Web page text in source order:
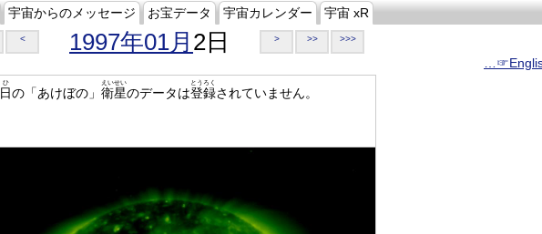
宇宙からのメッセージ お宝データ 宇宙カレンダー 宇宙 xR
< 1997年01月 2日 > >> >>>
日
ひ
の「あけぼの」 衛星
えいせい
のデータは登録
とうろく
されていません。